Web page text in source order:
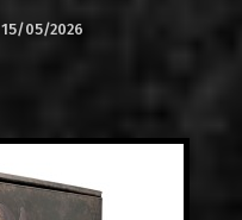
15/05/2026